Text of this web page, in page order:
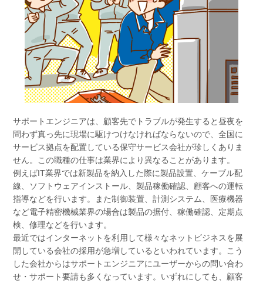
サポートエンジニアは、顧客先でトラブルが発生すると昼夜を
問わず真っ先に現場に駆けつけなければならないので、全国に
サービス拠点を配置している保守サービス会社が珍しくありま
せん。この職種の仕事は業界により異なることがあります。
例えばIT業界では新製品を納入した際に製品設置、ケーブル配
線、ソフトウェアインストール、製品稼働確認、顧客への運転
指導などを行います。また制御装置、計測システム、医療機器
など電子精密機械業界の場合は製品の据付、稼働確認、定期点
検、修理などを行います。
最近ではインターネットを利用して様々なネットビジネスを展
開している会社の採用が急増しているといわれています。こう
した会社からはサポートエンジニアにユーザーからの問い合わ
せ・サポート要請も多くなっています。いずれにしても、顧客